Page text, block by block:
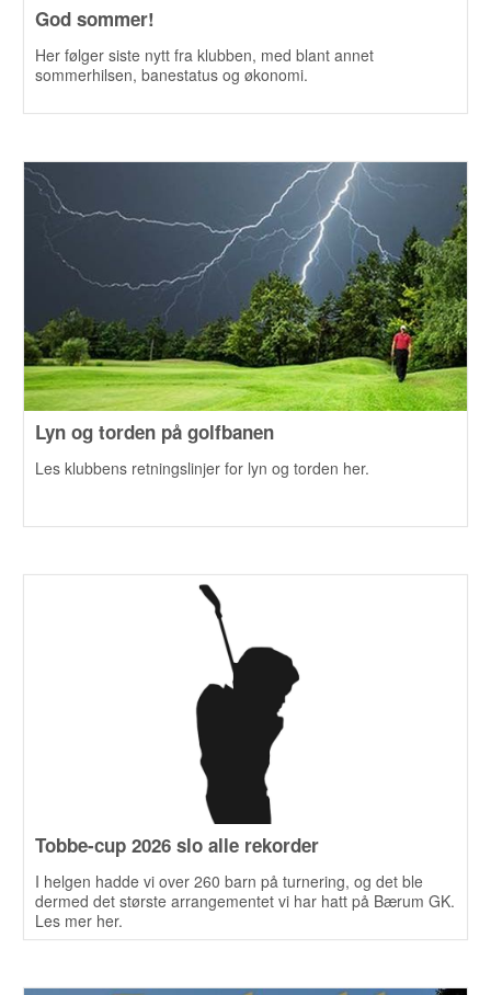
God sommer!
Her følger siste nytt fra klubben, med blant annet
sommerhilsen, banestatus og økonomi.
Lyn og torden på golfbanen
Les klubbens retningslinjer for lyn og torden her.
Tobbe-cup 2026 slo alle rekorder
I helgen hadde vi over 260 barn på turnering, og det ble
dermed det største arrangementet vi har hatt på Bærum GK.
Les mer her.